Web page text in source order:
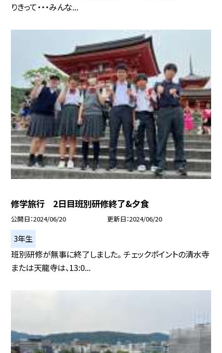
りきって・・・みんな...
修学旅行 2日目班別研修終了&夕食
公開日 2024/06/20 更新日 2024/06/20
3年生
班別研修が無事に終了しました。 チェックポイントの清水寺
または天龍寺は、13:0...